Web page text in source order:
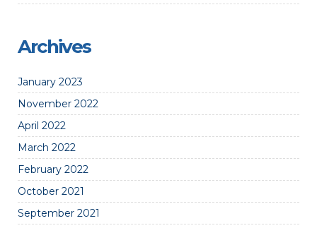
Archives
January 2023
November 2022
April 2022
March 2022
February 2022
October 2021
September 2021